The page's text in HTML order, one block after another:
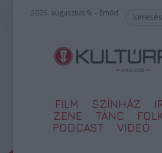
2026. augusztus 9. – Emőd
FILM SZÍNHÁZ
ZENE
TÁNC
PODCAST
VIDEÓ